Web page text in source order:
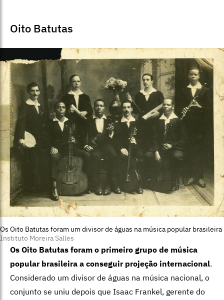
Oito Batutas
Os Oito Batutas foram um divisor de águas na música popular brasileira
Instituto Moreira Salles
Os Oito Batutas foram o primeiro grupo de música
popular brasileira a conseguir projeção internacional.
Considerado um divisor de águas na música nacional, o
conjunto se uniu depois que Isaac Frankel, gerente do